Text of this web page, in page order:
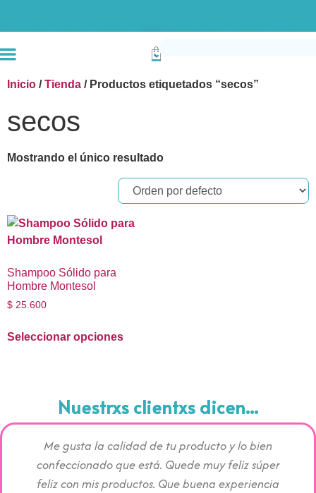
Inicio /Tienda / Productos etiquetados “secos”
secos
Mostrando el único resultado
Shampoo Sólido para
Hombre Montesol
$ 25.600
Seleccionar opciones
Nuestrxs clientxs dicen...
Me gusta la calidad de tu producto y lo bien
confeccionado que está. Quede muy feliz súper
feliz con mis productos. Que buena experiencia